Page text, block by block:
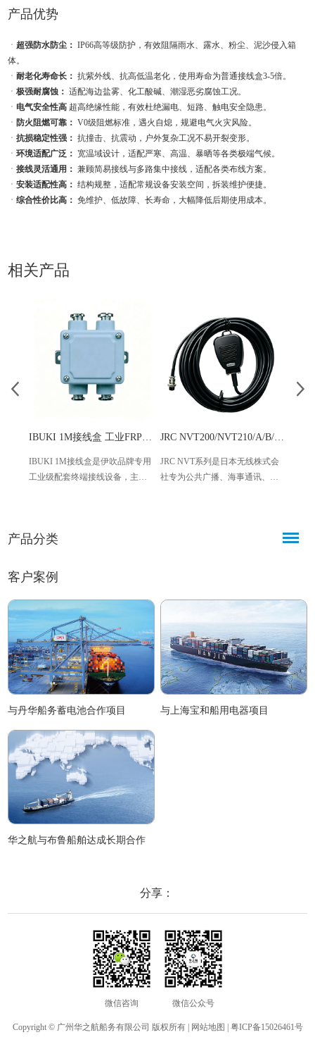
产品优势
ㆍ超强防水防尘： IP66高等级防护，有效阻隔雨水、露水、粉尘、泥沙侵入箱
体。
ㆍ耐老化寿命长： 抗紫外线、抗高低温老化，使用寿命为普通接线盒3-5倍。
ㆍ极强耐腐蚀： 适配海边盐雾、化工酸碱、潮湿恶劣腐蚀工况。
ㆍ 电气安全性高 超高绝缘性能，有效杜绝漏电、短路、触电安全隐患。
ㆍ 防火阻燃可靠： V0级阻燃标准，遇火自熄，规避电气火灾风险。
ㆍ抗损稳定性强： 抗撞击、抗震动，户外复杂工况不易开裂变形。
ㆍ环境适配广泛： 宽温域设计，适配严寒、高温、暴晒等各类极端气候。
ㆍ接线灵活通用： 兼顾简易接线与多路集中接线，适配各类布线方案。
ㆍ安装适配性高： 结构规整，适配常规设备安装空间，拆装维护便捷。
ㆍ综合性价比高： 免维护、低故障、长寿命，大幅降低后期使用成本。
相关产品
IBUKI 1M接线盒 工业FRP防水防尘接线盒
IBUKI 1M接线盒是伊吹品牌专用
工业级配套终端接线设备，主打
材质打造，一体化防水密封结
劣工况。
JRC NVT200/NVT210/A/B/C 海事公共广播麦克风
JRC NVT系列是日本无线株式会
社专为公共广播、海事通讯、工
NVT210A、NVT210B五大型号，
设备
产品分类
客户案例
与丹华船务蓄电池合作项目 与上海宝和船用电器项目
华之航与布鲁船舶达成长期合作
分享：
微信咨询 微信公众号
Copyright © 广州华之航船务有限公司 版权所有 | 网站地图 粤ICP备15026461号